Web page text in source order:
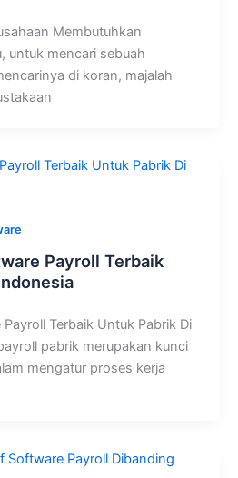
Membutuhkan
untuk mencari sebuah
di koran, majalah
Payroll Terbaik
Terbaik Untuk Pabrik Di
pabrik merupakan kunci
mengatur proses kerja